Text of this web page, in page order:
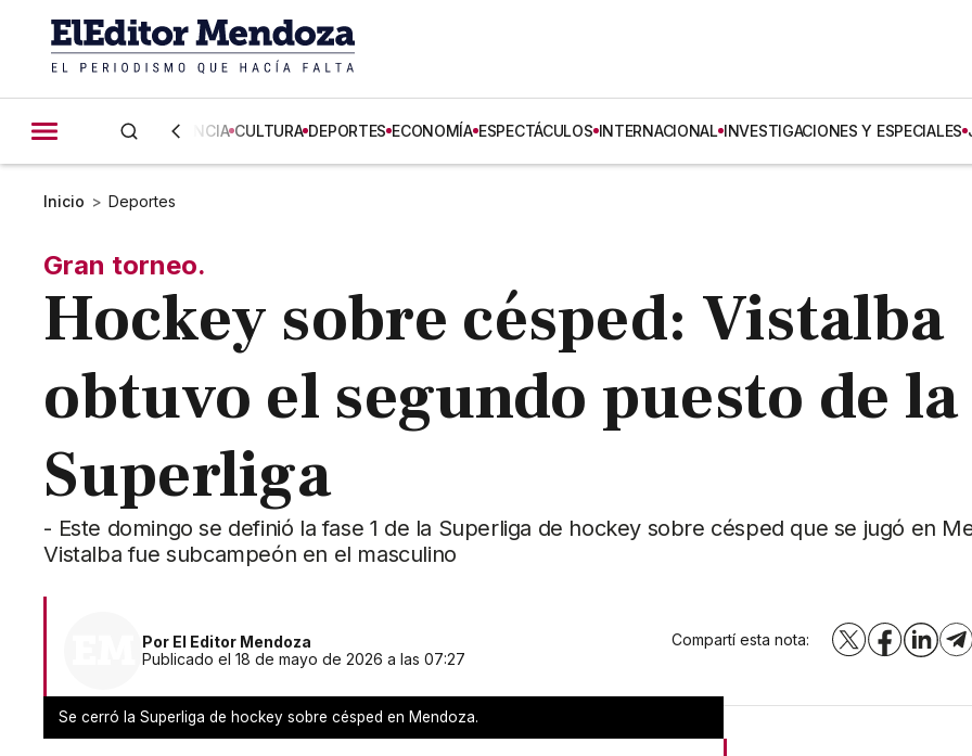
CIENCIA CULTURA DEPORTES ECONOMÍA ESPECTÁCULOS INTERNACIONAL INVESTIGACIONES Y ESPECIALES
Inicio > Deportes
Gran torneo.
Hockey sobre césped: Vistalba
obtuvo el segundo puesto de la
Superliga
- Este domingo se definió la fase 1 de la Superliga de hockey sobre césped que se jugó en
Vistalba fue subcampeón en el masculino
Por El Editor Mendoza
Publicado el 18 de mayo de 2026 a las 07:27
Compartí esta nota: X Facebook
Se cerró la Superliga de hockey sobre césped en Mendoza.